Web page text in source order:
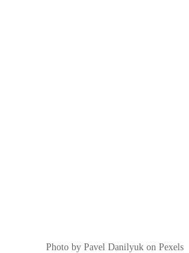
Photo by Pavel Danilyuk on Pexels